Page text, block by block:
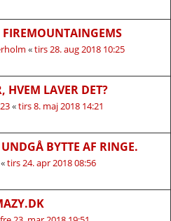
«tirs 28. aug 2018 10:25
HVEM LAVER DET?
«tirs 8. maj 2018 14:21
BYTTE AF RINGE.
«tirs 24. apr 2018 08:56